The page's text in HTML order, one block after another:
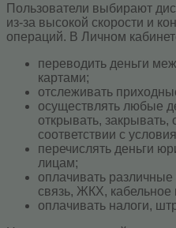
Пользователи выбирают
из-за высокой скорости и
операций. В Личном
переводить деньги
картами;
отслеживать
осуществлять любые
открывать, закрывать,
соответствии с
перечислять деньги
лицам;
оплачивать
связь, ЖКХ, кабельное
оплачивать налоги,